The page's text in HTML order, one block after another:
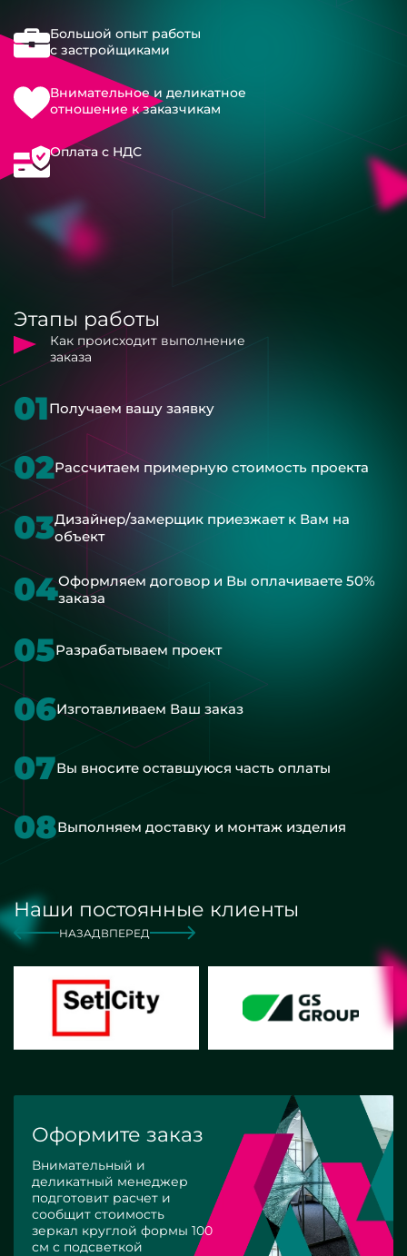
Большой опыт работы
с застройщиками
Внимательное и деликатное
отношение к заказчикам
Оплата с НДС
Этапы работы
Как происходит выполнение
заказа
01Получаем вашу заявку
02Рассчитаем примерную стоимость проекта
03Дизайнер/замерщик приезжает к Вам на
объект
04Оформляем договор и Вы оплачиваете 50%
заказа
05Разрабатываем проект
06Изготавливаем Ваш заказ
07Вы вносите оставшуюся часть оплаты
08Выполняем доставку и монтаж изделия
Наши постоянные клиенты
НАЗАД ВПЕРЕД
Оформите заказ
Внимательный и
деликатный менеджер
подготовит расчет и
сообщит стоимость
зеркал круглой формы 100
см с подсветкой